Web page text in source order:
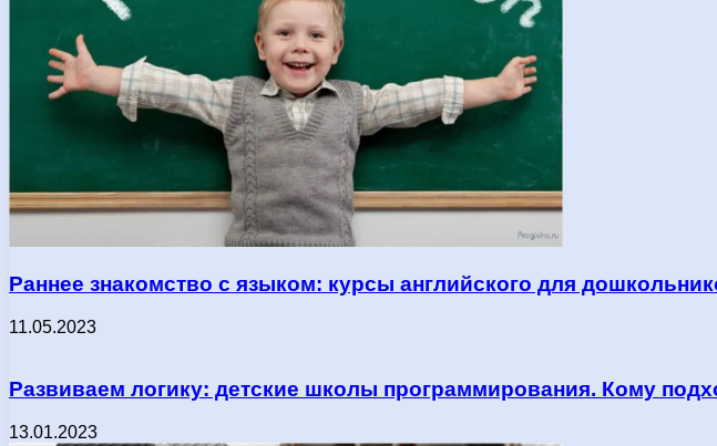
Раннее знакомство с языком: курсы английского для
11.05.2023
Развиваем логику: детские школы программирования. Кому
13.01.2023